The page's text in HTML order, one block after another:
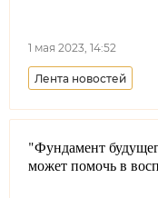
1 мая 2023, 14:52
Лента новостей
Терское войсковое
Ставропольский
"Фундамент
может помочь в